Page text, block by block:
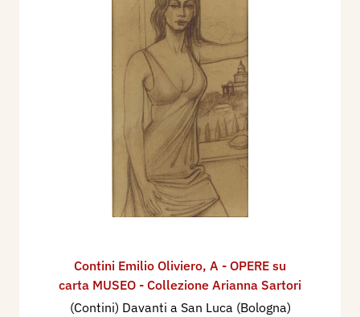
Contini Emilio Oliviero, A - OPERE su
carta MUSEO - Collezione Arianna Sartori
(Contini) Davanti a San Luca (Bologna)